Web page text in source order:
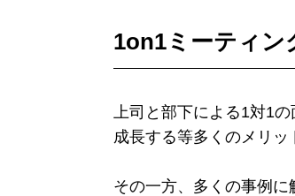
1on1 ミーティン
上司と部下による1対1
成長する等多くのメリッ
その一方、多くの事例に